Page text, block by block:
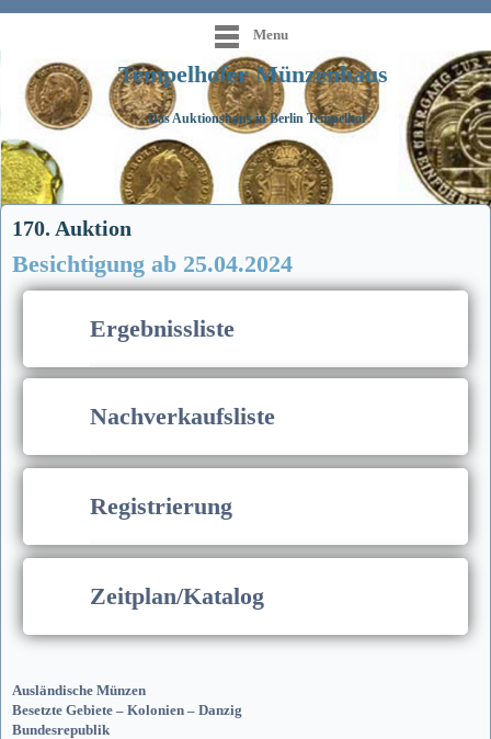
Menu
Tempelhofer Münzenhaus
Das Auktionshaus in Berlin Tempelhof
170. Auktion
Besichtigung ab 25.04.2024
Ergebnissliste
Nachverkaufsliste
Registrierung
Zeitplan/Katalog
Ausländische Münzen
Besetzte Gebiete – Kolonien – Danzig
Bundesrepublik